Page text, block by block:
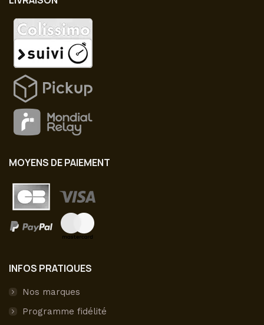
MOYENS DE PAIEMENT
INFOS PRATIQUES
Nos marques
Programme fidélité